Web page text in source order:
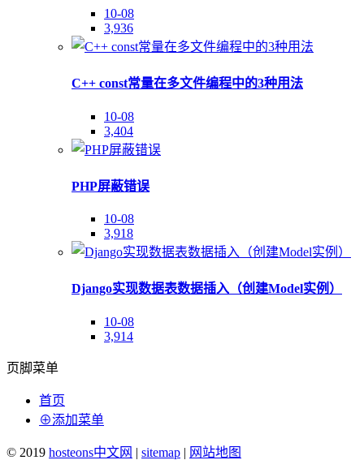
10-08
3,936
C++ const常量在多文件编程中的3种用法
10-08
3,404
PHP屏蔽错误
10-08
3,918
Django实现数据表数据插入（创建Model实例）
10-08
3,914
页脚菜单
首页
⊕添加菜单
© 2019 hosteons中文网 | sitemap | 网站地图